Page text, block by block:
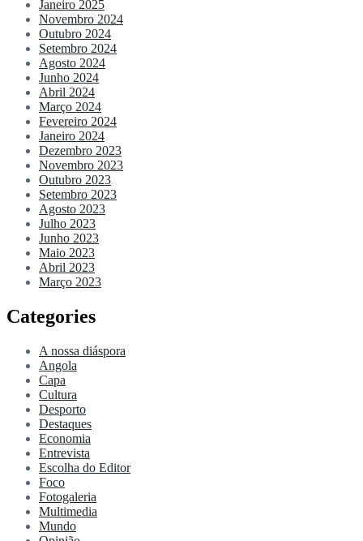
Janeiro 2025
Novembro 2024
Outubro 2024
Setembro 2024
Agosto 2024
Junho 2024
Abril 2024
Março 2024
Fevereiro 2024
Janeiro 2024
Dezembro 2023
Novembro 2023
Outubro 2023
Setembro 2023
Agosto 2023
Julho 2023
Junho 2023
Maio 2023
Abril 2023
Março 2023
Categories
A nossa diáspora
Angola
Capa
Cultura
Desporto
Destaques
Economia
Entrevista
Escolha do Editor
Foco
Fotogaleria
Multimedia
Mundo